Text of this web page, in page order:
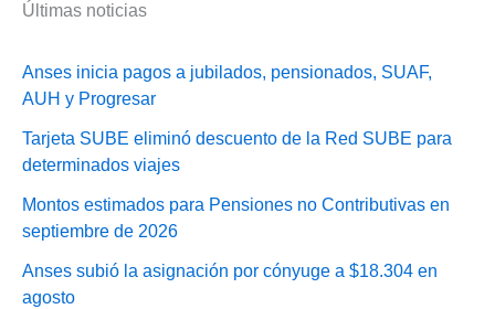
Últimas noticias
Anses inicia pagos a jubilados, pensionados, SUAF,
AUH y Progresar
Tarjeta SUBE eliminó descuento de la Red SUBE para
determinados viajes
Montos estimados para Pensiones no Contributivas en
septiembre de 2026
Anses subió la asignación por cónyuge a $18.304 en
agosto